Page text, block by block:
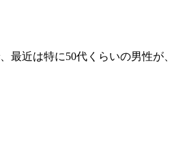
近は特に50代くらいの男性が